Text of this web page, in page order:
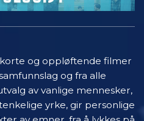
og oppløftende filmer
og fra alle
av vanlige mennesker,
yrke, gir personlige